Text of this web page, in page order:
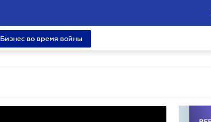
Бизнес во время войны